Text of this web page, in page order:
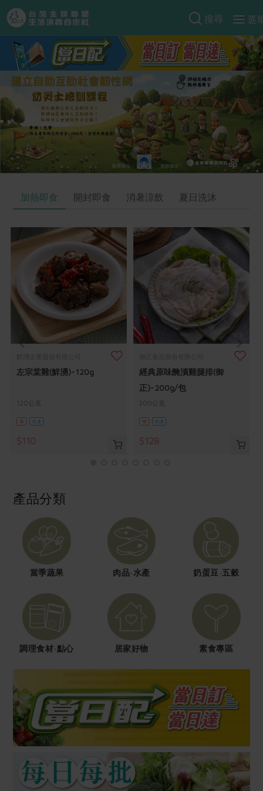
搜尋
選
當季蔬果
一籃菜 當令水果
芽苗類 蕈菇類
辛香料類
奶蛋豆・五穀
豆製品
肉品・水產
畜產肉類
水畜加工品
調理食材・點心
調味醬料/南北貨 烘焙
居家好物
美妝保養 個人清潔
防災用品
最新產品
優惠專區
素食專區
樂齡友善
食譜料理
食材
米食
麵食
肉食
蔬食
蛋料理
料理方式
烘焙．點心
醬料
漬物
飲品
年菜食譜
養身食補
節慶大餐
特別企畫
預購活動
把最好的台灣味帶回家！
防災用品預購圓滿結束
2026年端午節預購圓滿結束
當季產品
合作25-經典快閃最後一週
合作25-精選產品第四彈
合作25-精選產品第三彈
更多當季產品
主婦聯盟X樂齡網特約優惠案
30%rPET紅烏龍茶
2024農業發展計畫年度報告
把最好的台灣味帶回家！
綠主張
觀點文章
社內大小事 合作聯合國
產品故事 生活提案
樂齡生活 親子食育
廚房瑜伽
關注議題
減硝酸鹽 惜食
非基改運動 支持本土農糧
廢核運動 能源議題
減塑減廢
公益金 食農教育
綠主張月刊
典藏閱覽室
關於合作社
認識合作社
合作社組織
員工與求才
產品檢驗
自主把關
檢驗報告
社員權益
合作社法規
社務專區
最新消息
媒體報導
下載專區
社務會議 地區活動
活動報下載
重要公告
加熱即食 開封即食 消暑涼飲 夏日洗沐
左宗棠雞(鮮湧)-120g
120公克
冷凍
$110
經典原味醃漬雞腿排(御
正)-200g/包
200公克
冷凍
$128
產品分類
當季蔬果 肉品·水產 奶蛋豆·五穀
調理食材·點心 居家好物 素食專區